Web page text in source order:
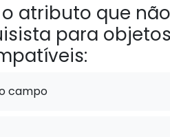
atributo que
para
campo